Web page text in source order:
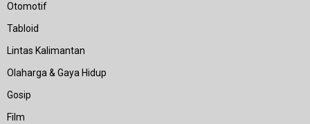
Otomotif
Tabloid
Lintas Kalimantan
Olaharga & Gaya Hidup
Gosip
Film